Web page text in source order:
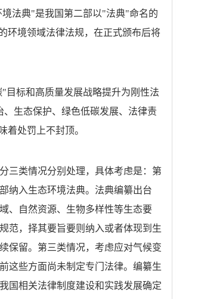
法典"是我国第二部以"法典"命名的
环境领域法律法规，在正式颁布后将
标和高质量发展战略提升为刚性法
生态保护、绿色低碳发展、法律责
着处罚上不封顶。
三类情况分别处理，具体考虑是：第
纳入生态环境法典。法典编纂出台
、自然资源、生物多样性等生态要
范，择其要旨要则纳入或者体现到生
保留。第三类情况，考虑应对气候变
这些方面尚未制定专门法律。编纂生
国相关法律制度建设和实践发展确定